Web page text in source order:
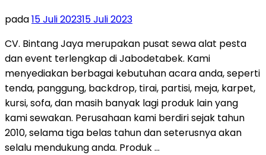
pada15 Juli 202315 Juli 2023
CV. Bintang Jaya merupakan pusat sewa alat pesta
dan event terlengkap di Jabodetabek. Kami
menyediakan berbagai kebutuhan acara anda, seperti
tenda, panggung, backdrop, tirai, partisi, meja, karpet,
kursi, sofa, dan masih banyak lagi produk lain yang
kami sewakan. Perusahaan kami berdiri sejak tahun
2010, selama tiga belas tahun dan seterusnya akan
selalu mendukung anda. Produk …